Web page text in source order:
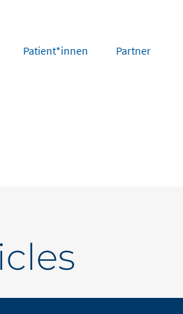
Arabia
Patient*innen Partner